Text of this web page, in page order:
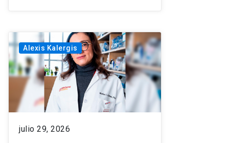
Alexis Kalergis
julio 29, 2026